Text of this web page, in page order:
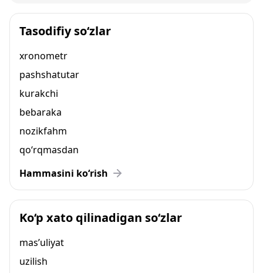
Tasodifiy so‘zlar
xronometr
pashshatutar
kurakchi
bebaraka
nozikfahm
qo‘rqmasdan
Hammasini ko‘rish
Ko‘p xato qilinadigan so‘zlar
mas’uliyat
uzilish